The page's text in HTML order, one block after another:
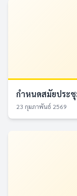
กำหนดสมัยประ
23 กุมภาพันธ์ 2569